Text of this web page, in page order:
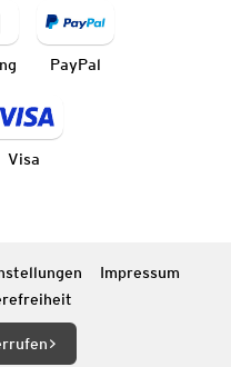
PayPal
Visa
Impressum